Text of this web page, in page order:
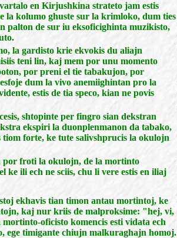
en Kirjushkina strateto jam estis
la kolumo ghuste sur la krimloko, dum ties
palton de sur iu eksoficighinta muzikisto,
la gardisto krie ekvokis du aliajn
teni lin, kaj mem por unu momento
por preni el tie tabakujon, por
dum la vivo anemiighintan pro la
estis de tia speco, kian ne povis
shtopinte per fingro sian dekstran
ekspiri la duonplenmanon da tabako,
forte, ke tute salivshprucis la okulojn
por froti la okulojn, de la mortinto
ke ili ech ne sciis, chu li vere estis en iliaj
ekhavis tian timon antau mortintoj, ke
kaj nur kriis de malproksime: "hej, vi,
oficisto komencis esti vidata ech
ege timigante chiujn malkuraghajn homoj.